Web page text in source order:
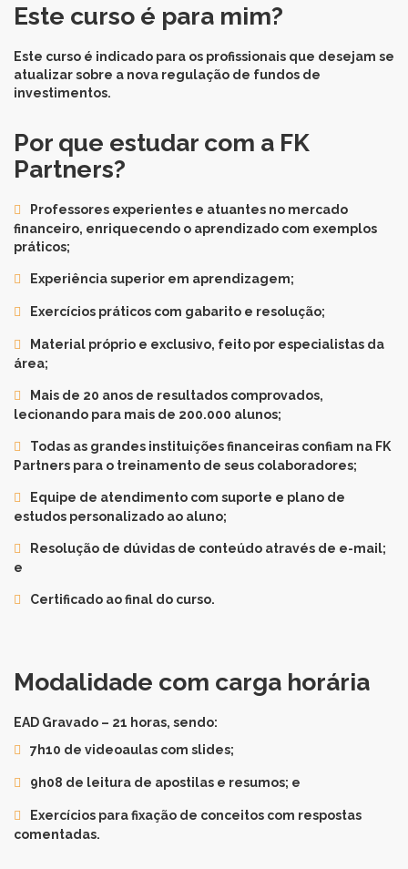
Este curso é para mim?
Este curso é indicado para os profissionais que desejam se
atualizar sobre a nova regulação de fundos de
investimentos.
Por que estudar com a FK
Partners?
Professores experientes e atuantes no mercado
financeiro, enriquecendo o aprendizado com exemplos
práticos;
Experiência superior em aprendizagem;
Exercícios práticos com gabarito e resolução;
Material próprio e exclusivo, feito por especialistas da
área;
Mais de 20 anos de resultados comprovados,
lecionando para mais de 200.000 alunos;
Todas as grandes instituições financeiras confiam na FK
Partners para o treinamento de seus colaboradores;
Equipe de atendimento com suporte e plano de
estudos personalizado ao aluno;
Resolução de dúvidas de conteúdo através de e-mail;
e
Certificado ao final do curso.
Modalidade com carga horária
EAD Gravado – 21 horas, sendo:
7h10 de videoaulas com slides;
9h08 de leitura de apostilas e resumos; e
Exercícios para fixação de conceitos com respostas
comentadas.